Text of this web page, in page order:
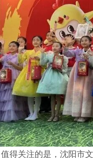
值得关注的是，沈阳市